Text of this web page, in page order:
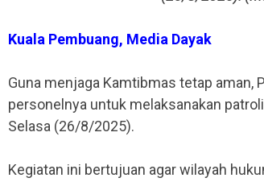
Kuala Pembuang, Media Dayak
Guna menjaga Kamtibmas tetap aman,
personelnya untuk melaksanakan
Selasa (26/8/2025).
Kegiatan ini bertujuan agar wilayah